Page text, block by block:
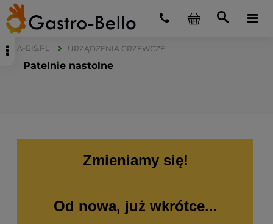
A-BIS.PL URZĄDZENIA GRZEWCZE
Patelnie nastolne
Zmieniamy się!
Od nowa, już wkrótce...